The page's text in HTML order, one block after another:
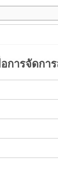
ารจัดกา